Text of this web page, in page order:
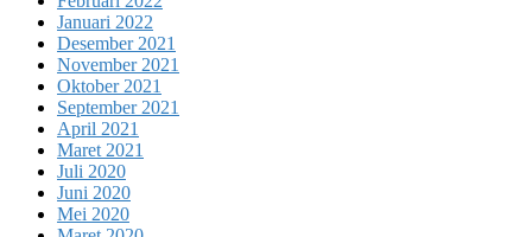
Januari 2022
Desember 2021
November 2021
Oktober 2021
September 2021
April 2021
Maret 2021
Juli 2020
Juni 2020
Mei 2020